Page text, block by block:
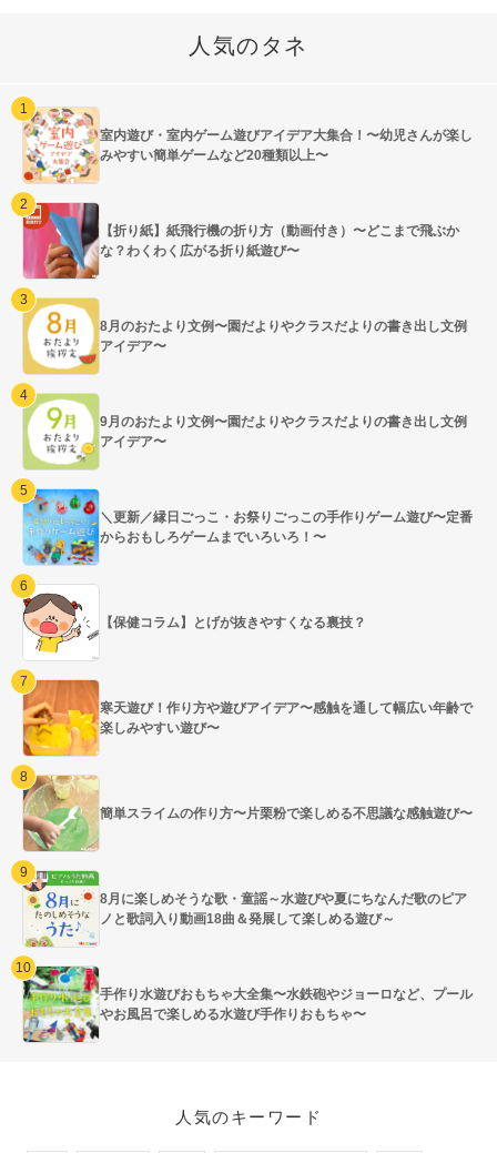
人気のタネ
室内遊び・室内ゲーム遊びアイデア大集合！〜幼児さんが楽し
みやすい簡単ゲームなど20種類以上〜
【折り紙】紙飛行機の折り方（動画付き）〜どこまで飛ぶか
な？わくわく広がる折り紙遊び〜
8月のおたより文例〜園だよりやクラスだよりの書き出し文例
アイデア〜
9月のおたより文例〜園だよりやクラスだよりの書き出し文例
アイデア〜
＼更新／縁日ごっこ・お祭りごっこの手作りゲーム遊び〜定番
からおもしろゲームまでいろいろ！〜
【保健コラム】とげが抜きやすくなる裏技？
寒天遊び！作り方や遊びアイデア〜感触を通して幅広い年齢で
楽しみやすい遊び〜
簡単スライムの作り方〜片栗粉で楽しめる不思議な感触遊び〜
8月に楽しめそうな歌・童謡～水遊びや夏にちなんだ歌のピア
ノと歌詞入り動画18曲＆発展して楽しめる遊び～
手作り水遊びおもちゃ大全集〜水鉄砲やジョーロなど、プール
やお風呂で楽しめる水遊び手作りおもちゃ〜
人気のキーワード